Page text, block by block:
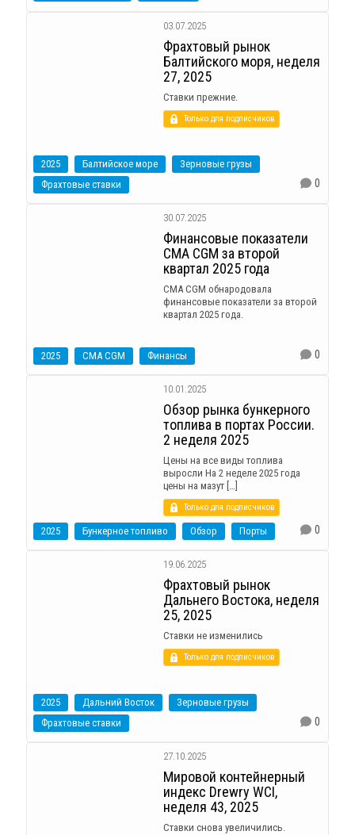
03.07.2025
Фрахтовый рынок
Балтийского моря, неделя
27, 2025
Ставки прежние.
Только для подписчиков
2025 Балтийское море
Зерновые грузы
Фрахтовые ставки
0
30.07.2025
Финансовые показатели
CMA CGM за второй
квартал 2025 года
CMA CGM обнародовала
финансовые показатели за второй
квартал 2025 года.
2025 CMA CGM Финансы 0
10.01.2025
Обзор рынка бункерного
топлива в портах России.
2 неделя 2025
Цены на все виды топлива
выросли На 2 неделе 2025 года
цены на мазут […]
Только для подписчиков
2025 Бункерное топливо Обзор Порты 0
19.06.2025
Фрахтовый рынок
Дальнего Востока, неделя
25, 2025
Ставки не изменились
Только для подписчиков
2025 Дальний Восток
Зерновые грузы
Фрахтовые ставки
0
27.10.2025
Мировой контейнерный
индекс Drewry WCI,
неделя 43, 2025
Ставки снова увеличились.